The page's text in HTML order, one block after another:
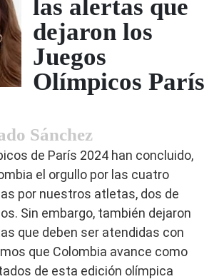
las alertas que
dejaron los
Juegos
Olímpicos París
Sánchez
de París 2024 han concluido,
el orgullo por las cuatro
por nuestros atletas, dos de
Sin embargo, también dejaron
que deben ser atendidas con
que Colombia avance como
de esta edición olímpica